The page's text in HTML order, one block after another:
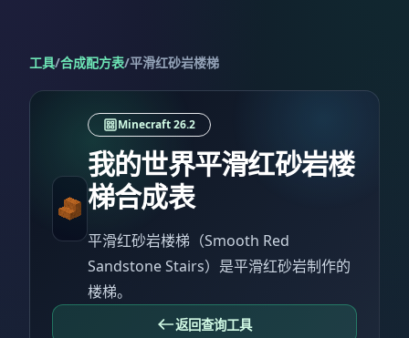
工具/合成配方表/平滑红砂岩楼梯
Minecraft 26.2
我的世界平滑红砂岩楼
梯合成表
平滑红砂岩楼梯（Smooth Red
Sandstone Stairs）是平滑红砂岩制作的
楼梯。
返回查询工具